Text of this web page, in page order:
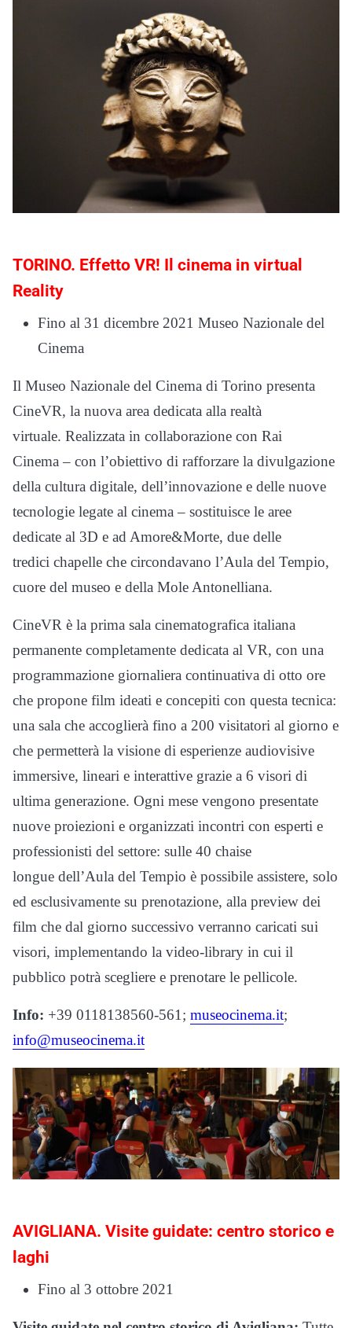
TORINO. Effetto VR! Il cinema in virtual
Reality
Fino al 31 dicembre 2021 Museo Nazionale del
Cinema
Il Museo Nazionale del Cinema di Torino presenta
CineVR, la nuova area dedicata alla realtà
virtuale. Realizzata in collaborazione con Rai
Cinema – con l’obiettivo di rafforzare la divulgazione
della cultura digitale, dell’innovazione e delle nuove
tecnologie legate al cinema – sostituisce le aree
dedicate al 3D e ad Amore&Morte, due delle
tredici chapelle che circondavano l’Aula del Tempio,
cuore del museo e della Mole Antonelliana.
CineVR è la prima sala cinematografica italiana
permanente completamente dedicata al VR, con una
programmazione giornaliera continuativa di otto ore
che propone film ideati e concepiti con questa tecnica:
una sala che accoglierà fino a 200 visitatori al giorno e
che permetterà la visione di esperienze audiovisive
immersive, lineari e interattive grazie a 6 visori di
ultima generazione. Ogni mese vengono presentate
nuove proiezioni e organizzati incontri con esperti e
professionisti del settore: sulle 40 chaise
longue dell’Aula del Tempio è possibile assistere, solo
ed esclusivamente su prenotazione, alla preview dei
film che dal giorno successivo verranno caricati sui
visori, implementando la video-library in cui il
pubblico potrà scegliere e prenotare le pellicole.
Info: +39 0118138560-561; museocinema.it;
info@museocinema.it
AVIGLIANA. Visite guidate: centro storico e
laghi
Fino al 3 ottobre 2021